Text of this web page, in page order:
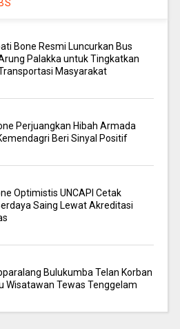
Bone Resmi Luncurkan Bus
Palakka untuk Tingkatkan
Masyarakat
Perjuangkan Hibah Armada
Beri Sinyal Positif
Optimistis UNCAPI Cetak
Saing Lewat Akreditasi
Bulukumba Telan Korban
Wisatawan Tewas Tenggelam